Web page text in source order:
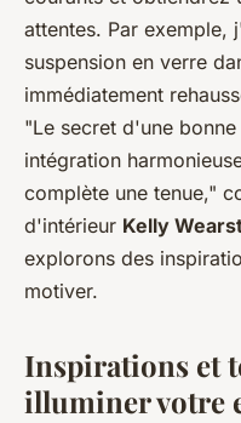
attentes. Par exemple,
suspension en verre
immédiatement
"Le secret d'une
intégration
complète une tenue,"
d'intérieur Kelly
explorons des
motiver.
Inspirations et
illuminer votre